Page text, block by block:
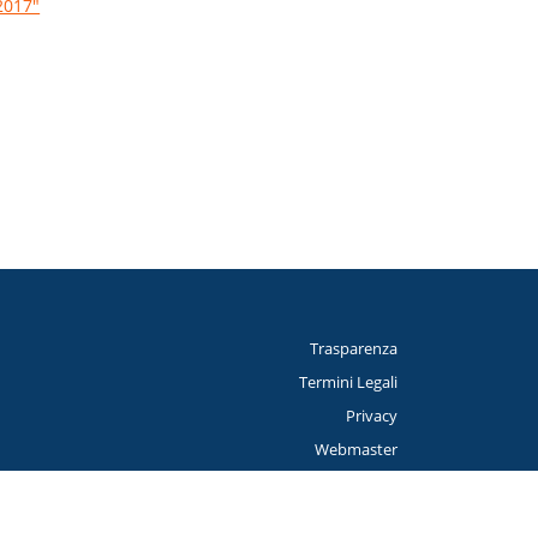
Trasparenza
Termini Legali
Privacy
Webmaster